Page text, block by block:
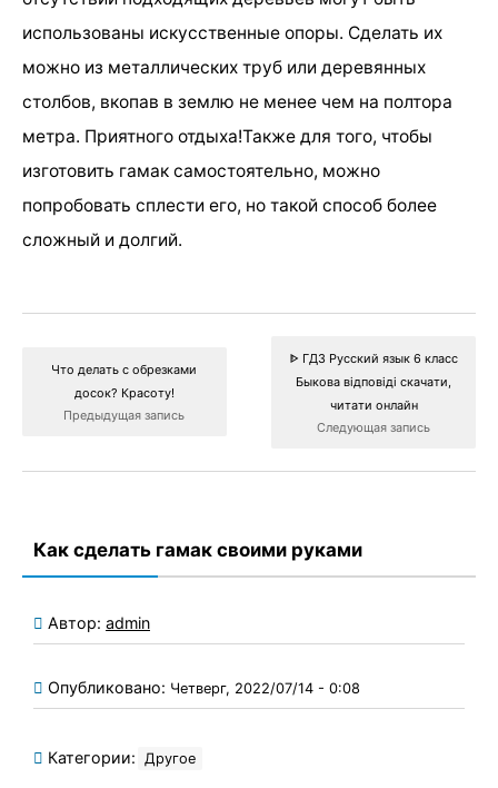
использованы искусственные опоры. Сделать их
можно из металлических труб или деревянных
столбов, вкопав в землю не менее чем на полтора
метра. Приятного отдыха!Также для того, чтобы
изготовить гамак самостоятельно, можно
попробовать сплести его, но такой способ более
сложный и долгий.
Что делать с обрезками
досок? Красоту!
Предыдущая запись
ᐈ ГДЗ Русский язык 6 класс
Быкова відповіді скачати,
читати онлайн
Следующая запись
Как сделать гамак своими руками
Автор: admin
Опубликовано: Четверг, 2022/07/14 - 0:08
Категории: Другое